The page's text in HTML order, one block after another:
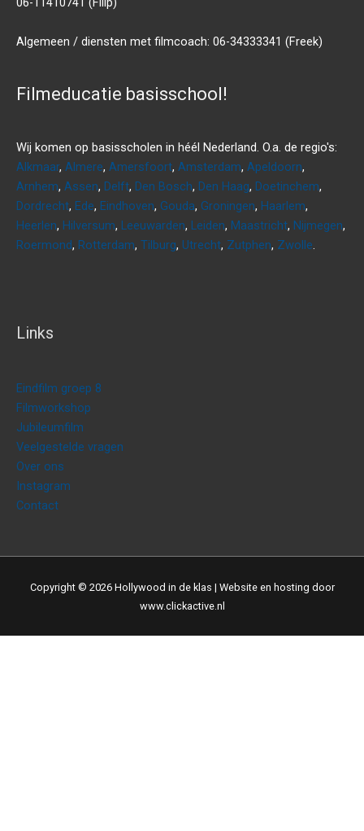
Algemeen / diensten met filmcoach: 06-34333341 (Freek)
Filmeducatie basisschool!
Wij komen op basisscholen in héél Nederland. O.a. de regio's:
Alkmaar, Almere, Amersfoort, Amsterdam, Apeldoorn,
Arnhem, Assen, Delft, Den Bosch, Den Haag, Doetinchem,
Dordrecht, Ede, Eindhoven, Gouda, Groningen, Haarlem,
Heerlen, Hilversum, Leeuwarden, Leiden, Maastricht, Nijmegen,
Roermond, Rotterdam, Tilburg, Utrecht, Zutphen, Zwolle
Links
Eindfilm groep 8
Filmworkshop
Jubileumfilm
Veelgestelde vragen
Over ons
Instagram
Contact
Copyright © 2026 Hollywood in de klas | Website en hosting door
www.clickactive.nl